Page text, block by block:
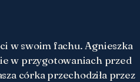
w swoim fachu. Agnieszka
w przygotowaniach przed
córka przechodziła przez